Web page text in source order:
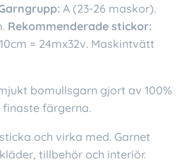
A (23-26 maskor).
Rekommenderade stickor:
= 24mx32v. Maskintvätt
bomullsgarn gjort av 100%
färgerna.
och virka med. Garnet
tillbehör och interiör.